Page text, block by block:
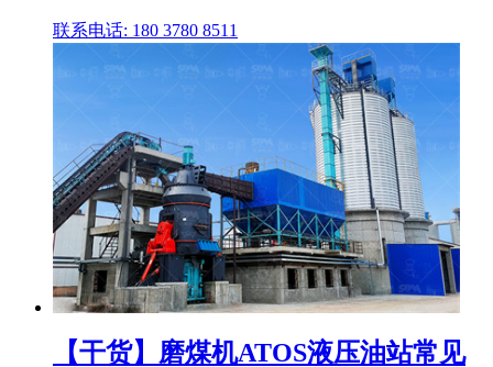
联系电话: 180 3780 8511
【干货】磨煤机ATOS液压油站常见